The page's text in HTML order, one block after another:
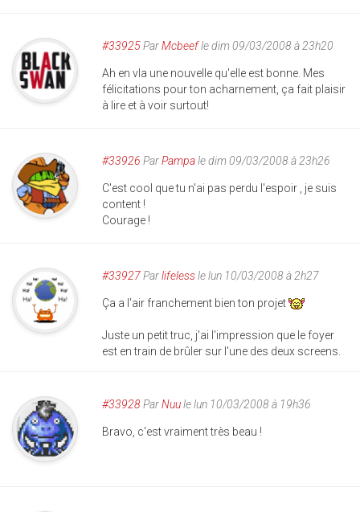
#33925ParMcbeefle dim 09/03/2008 à 23h20
Ah en vla une nouvelle qu'elle est bonne. Mes
félicitations pour ton acharnement, ça fait plaisir
à lire et à voir surtout!
#33926 ParPampale dim 09/03/2008 à 23h26
C'est cool que tu n'ai pas perdu l'espoir , je suis
content !
Courage !
#33927Parlifelessle lun 10/03/2008 à 2h27
Ça a l'air franchement bien ton projet
Juste un petit truc, j'ai l'impression que le foyer
est en train de brûler sur l'une des deux screens.
#33928ParNuule lun 10/03/2008 à 19h36
Bravo, c'est vraiment très beau !